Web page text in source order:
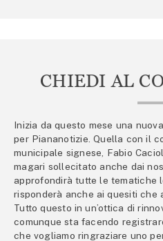
CHIEDI AL
Inizia da questo mese una
per Piananotizie. Quella con il
municipale signese, Fabio
magari sollecitato anche dai
approfondirà tutte le tematiche
risponderà anche ai quesiti che
Tutto questo in un’ottica di
comunque sta facendo
che vogliamo ringraziare uno